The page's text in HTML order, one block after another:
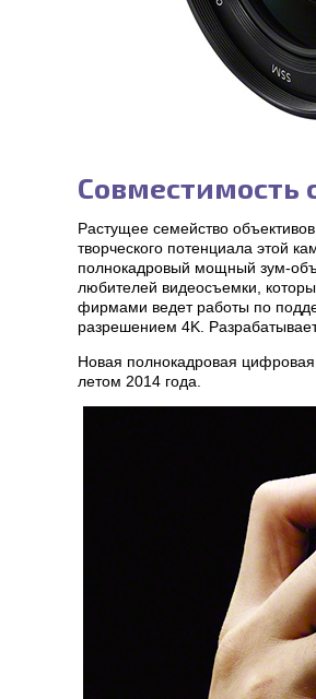
Совместимость
Растущее семейство
творческого потенциала этой
полнокадровый мощный зум-
любителей видеосъемки,
фирмами ведет работы по
разрешением 4K.
Новая полнокадровая
летом 2014 года.